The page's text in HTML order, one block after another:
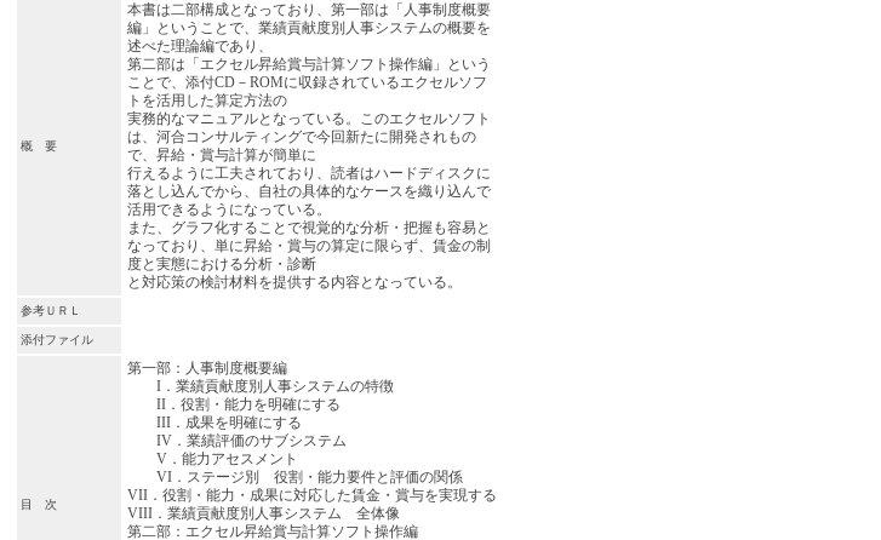
概 要
本書は二部構成となっており、第一部は「人事制度概要
編」ということで、業績貢献度別人事システムの概要を
述べた理論編であり、
第二部は「エクセル昇給賞与計算ソフト操作編」という
ことで、添付CD－ROMに収録されているエクセルソフ
トを活用した算定方法の
実務的なマニュアルとなっている。このエクセルソフト
は、河合コンサルティングで今回新たに開発されもの
で、昇給・賞与計算が簡単に
行えるように工夫されており、読者はハードディスクに
落とし込んでから、自社の具体的なケースを織り込んで
活用できるようになっている。
また、グラフ化することで視覚的な分析・把握も容易と
なっており、単に昇給・賞与の算定に限らず、賃金の制
度と実態における分析・診断
と対応策の検討材料を提供する内容となっている。
参考ＵＲＬ
添付ファイル
目 次
第一部：人事制度概要編
I．業績貢献度別人事システムの特徴
II．役割・能力を明確にする
III．成果を明確にする
IV．業績評価のサブシステム
V．能力アセスメント
VI．ステージ別 役割・能力要件と評価の関係
VII．役割・能力・成果に対応した賃金・賞与を実現する
VIII．業績貢献度別人事システム 全体像
第二部：エクセル昇給賞与計算ソフト操作編